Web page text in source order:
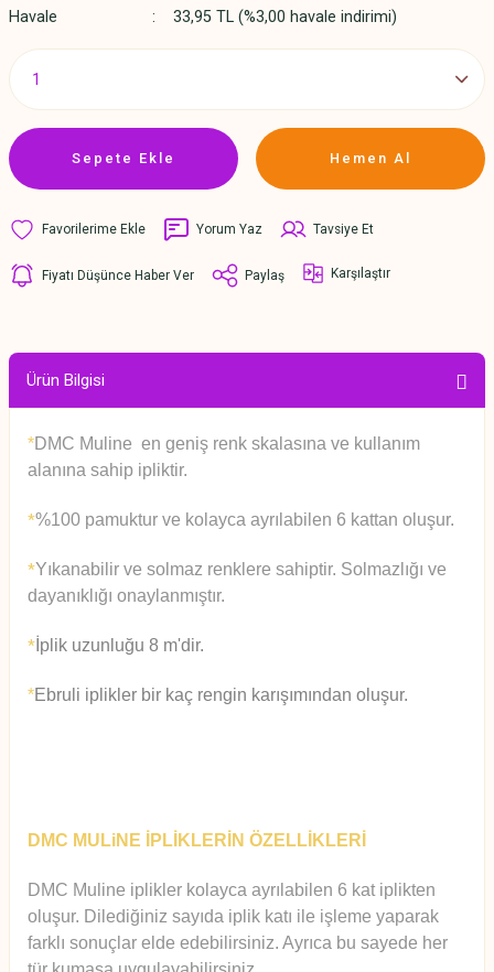
Havale
33,95 TL (%3,00 havale indirimi)
Sepete Ekle Hemen Al
Yorum Yaz Tavsiye Et
Fiyatı Düşünce Haber Ver Paylaş Karşılaştır
Ürün Bilgisi
*DMC Muline en geniş renk skalasına ve kullanım
alanına sahip ipliktir.
*%100 pamuktur ve kolayca ayrılabilen 6 kattan oluşur.
*Yıkanabilir ve solmaz renklere sahiptir. Solmazlığı ve
dayanıklığı onaylanmıştır.
* İplik uzunluğu 8 m'dir.
*Ebruli iplikler bir kaç rengin karışımından oluşur.
DMC MULiNE İPLİKLERİN ÖZELLİKLERİ
DMC Muline iplikler kolayca ayrılabilen 6 kat iplikten
oluşur. Dilediğiniz sayıda iplik katı ile işleme yaparak
farklı sonuçlar elde edebilirsiniz. Ayrıca bu sayede her